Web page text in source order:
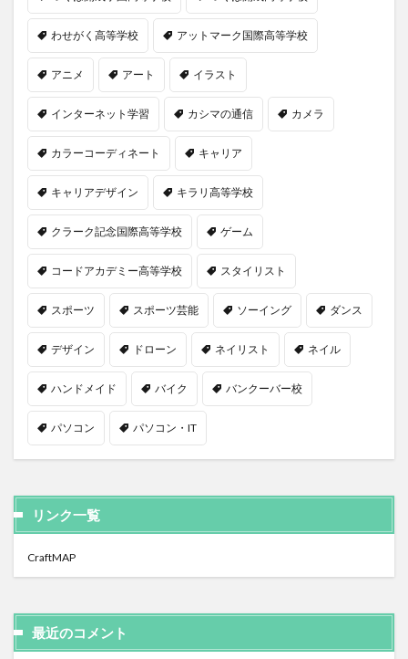
わせがく高等学校 アットマーク国際高等学校
アニメ アート イラスト
インターネット学習 カシマの通信 カメラ
カラーコーディネート キャリア
キャリアデザイン キラリ高等学校
クラーク記念国際高等学校 ゲーム
コードアカデミー高等学校 スタイリスト
スポーツ スポーツ芸能 ソーイング ダンス
デザイン ドローン ネイリスト ネイル
ハンドメイド バイク バンクーバー校
パソコン パソコン・IT
リンク一覧
CraftMAP
最近のコメント